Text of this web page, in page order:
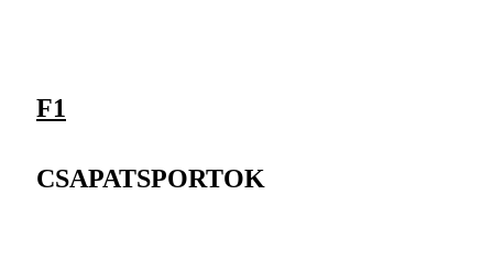
F1
CSAPATSPORTOK